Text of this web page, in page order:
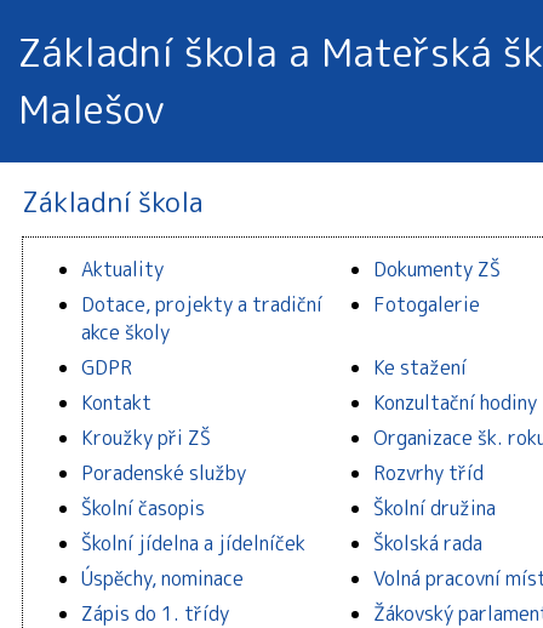
Základní škola a Mateřská
Malešov
Základní škola
Aktuality
Dokumenty ZŠ
Dotace, projekty a tradiční
akce školy
Fotogalerie
GDPR
Ke stažení
Kontakt
Konzultační hodiny
Kroužky při ZŠ
Organizace šk.
Poradenské služby
Rozvrhy tříd
Školní časopis
Školní družina
Školní jídelna a jídelníček
Školská rada
Úspěchy, nominace
Volná pracovní
Zápis do 1. třídy
Žákovský